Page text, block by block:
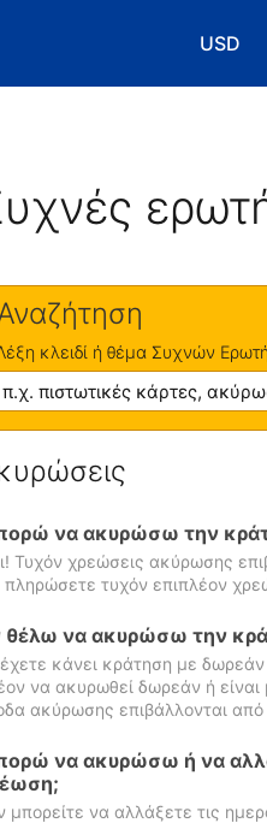
USD
κλειδί ή θέμα Συχνών
να ακυρώσω την
Τυχόν χρεώσεις ακύρωσης
τυχόν επιπλέον
θέλω να ακυρώσω την
κάνει κράτηση με
να ακυρωθεί δωρεάν ή
ακύρωσης επιβάλλονται
να ακυρώσω ή να
μπορείτε να αλλάξετε τις